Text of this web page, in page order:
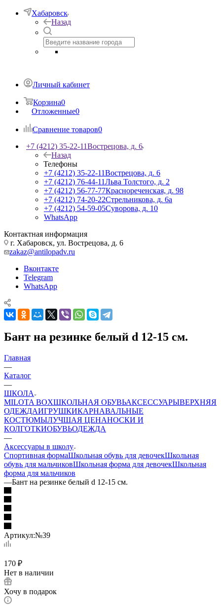
Хабаровск
Назад
Личный кабинет
Корзина0
Отложенные0
Сравнение товаров0
+7 (4212) 35-22-11Вострецова, д. 6
Назад
Телефоны
+7 (4212) 35-22-11Вострецова, д. 6
+7 (4212) 76-44-11Льва Толстого, д. 2
+7 (4212) 56-77-77Краснореченская, д. 98
+7 (4212) 74-20-22Стрельникова, д. 6а
+7 (4212) 54-59-05Суворова, д. 10
WhatsApp
Контактная информация
г. Хабаровск, ул. Вострецова, д. 6
zakaz@antilopadv.ru
Вконтакте
Telegram
WhatsApp
Бант на резинке белый d 12-15 см.
Главная
—
Каталог
—
ШКОЛА
MILOTA BOXШКОЛЬНАЯ ОБУВЬАКСЕССУАРЫВЕРХНЯЯ
ОДЕЖДАИГРУШКИКАРНАВАЛЬНЫЕ
КОСТЮМЫЛУЧШАЯ ЦЕНАНОСКИ И
КОЛГОТКИОБУВЬОДЕЖДА
—
Аксессуары в школу
Спортивная формаШкольная обувь для девочекШкольная
обувь для мальчиковШкольная форма для девочекШкольная
форма для мальчиков
—Бант на резинке белый d 12-15 см.
Артикул:№39
170 ₽
Нет в наличии
Хочу в подарок